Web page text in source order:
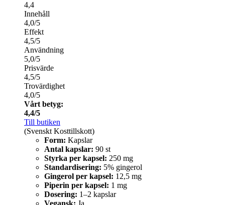
4,4
Innehåll
4,0/5
Effekt
4,5/5
Användning
5,0/5
Prisvärde
4,5/5
Trovärdighet
4,0/5
Vårt betyg:
4,4/5
Till butiken
(Svenskt Kosttillskott)
Form: Kapslar
Antal kapslar: 90 st
Styrka per kapsel: 250 mg
Standardisering: 5% gingerol
Gingerol per kapsel: 12,5 mg
Piperin per kapsel: 1 mg
Dosering: 1–2 kapslar